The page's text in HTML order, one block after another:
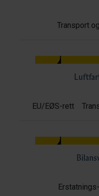
Transport
EU/EØS-rett